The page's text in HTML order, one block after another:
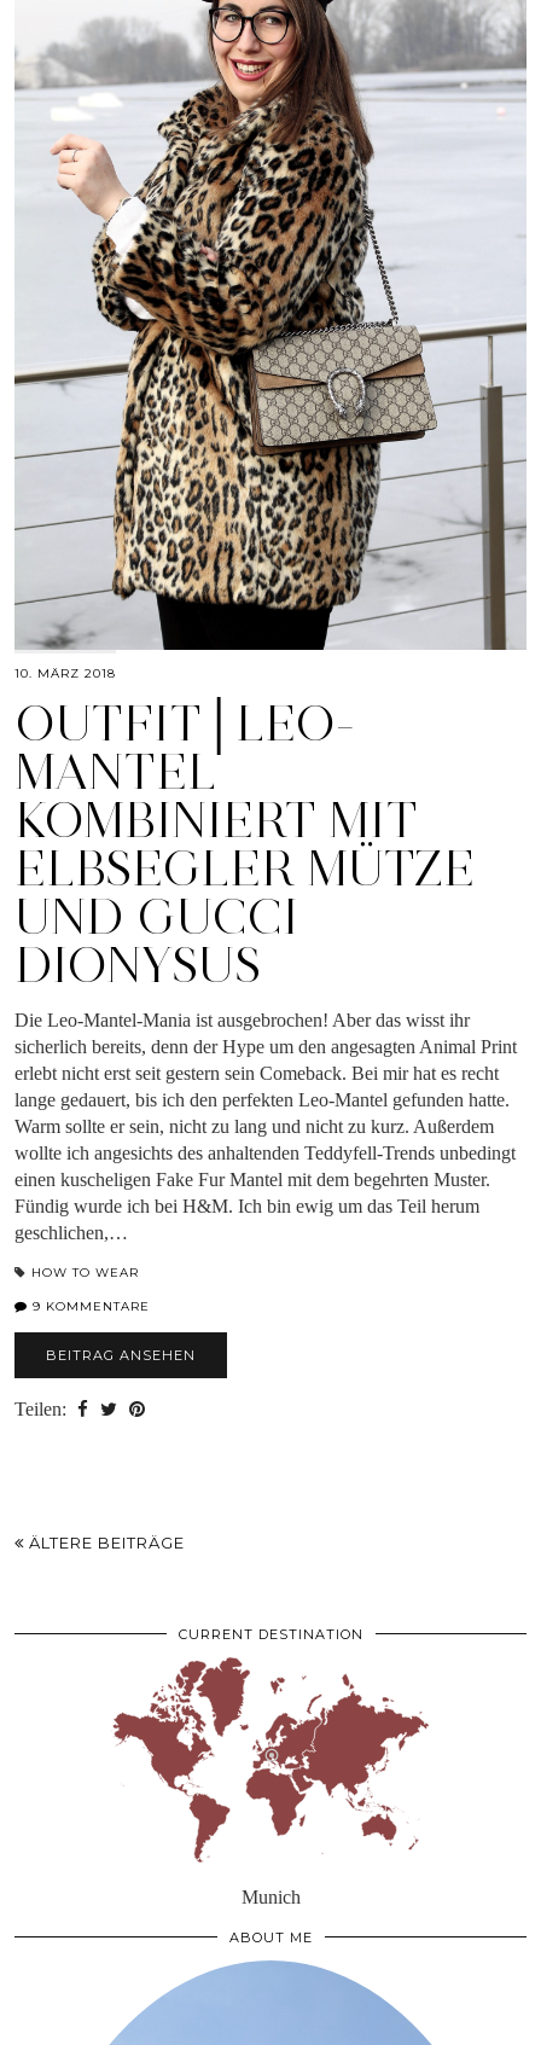
10. MÄRZ 2018
OUTFIT│LEO-
MANTEL
KOMBINIERT MIT
ELBSEGLER MÜTZE
UND GUCCI
DIONYSUS
Die Leo-Mantel-Mania ist ausgebrochen! Aber das wisst ihr
sicherlich bereits, denn der Hype um den angesagten Animal Print
erlebt nicht erst seit gestern sein Comeback. Bei mir hat es recht
lange gedauert, bis ich den perfekten Leo-Mantel gefunden hatte.
Warm sollte er sein, nicht zu lang und nicht zu kurz. Außerdem
wollte ich angesichts des anhaltenden Teddyfell-Trends unbedingt
einen kuscheligen Fake Fur Mantel mit dem begehrten Muster.
Fündig wurde ich bei H&M. Ich bin ewig um das Teil herum
geschlichen,…
HOW TO WEAR
9 KOMMENTARE
BEITRAG ANSEHEN
Teilen:
ÄLTERE BEITRÄGE
CURRENT DESTINATION
Munich
ABOUT ME